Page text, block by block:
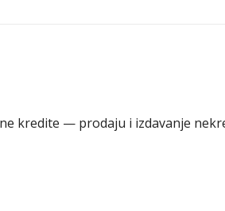
kredite — prodaju i izdavanje